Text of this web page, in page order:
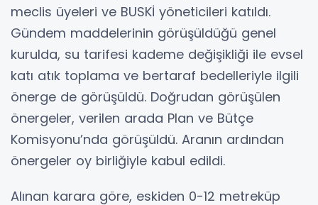
meclis üyeleri ve BUSKİ yöneticileri katıldı.
Gündem maddelerinin görüşüldüğü genel
kurulda, su tarifesi kademe değişikliği ile evsel
katı atık toplama ve bertaraf bedelleriyle ilgili
önerge de görüşüldü. Doğrudan görüşülen
önergeler, verilen arada Plan ve Bütçe
Komisyonu’nda görüşüldü. Aranın ardından
önergeler oy birliğiyle kabul edildi.
Alınan karara göre, eskiden 0-12 metreküp